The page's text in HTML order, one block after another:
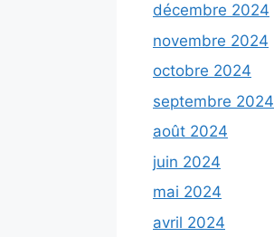
décembre 2024
novembre 2024
octobre 2024
septembre 2024
août 2024
juin 2024
mai 2024
avril 2024